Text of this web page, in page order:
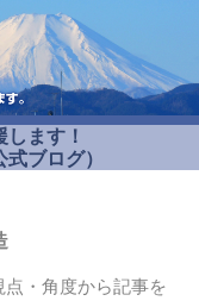
ます！
ブログ）
・角度から記事を